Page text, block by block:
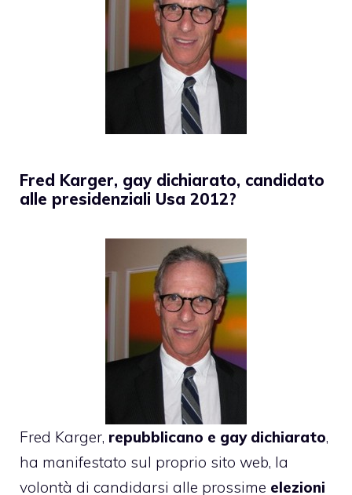
Fred Karger, gay dichiarato, candidato
alle presidenziali Usa 2012?
Fred Karger, repubblicano e gay dichiarato,
ha manifestato sul proprio sito web, la
volontà di candidarsi alle prossime elezioni